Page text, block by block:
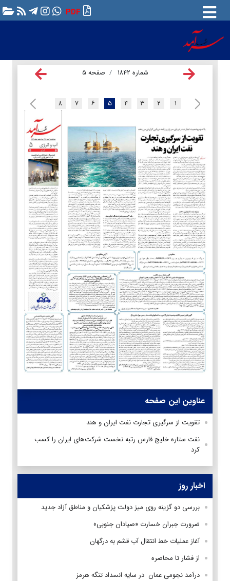
PDF
شماره ۱۸۴۲ صفحه ۵
۱ ۲ ۳ ۴ ۵ ۶ ۷ ۸
عناوین این صفحه
تقویت از سرگیری تجارت نفت ایران و هند
نفت ستاره خلیج فارس رتبه نخست شرکت‌های ایران را کسب
کرد
اخبار روز
بررسی دو گزینه روی میز دولت پزشکیان و مناطق آزاد جدید
ضرورت جبران خسارت «صیادان جنوبی»
آغاز عملیات خط انتقال آب قشم به درگهان
از فشار تا محاصره
درآمد نجومی عمان در سایه انسداد تنگه هرمز